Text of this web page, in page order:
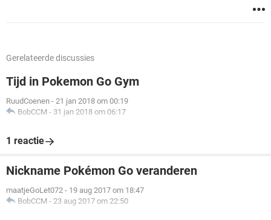
Gerelateerde discussies
Tijd in Pokemon Go Gym
RuudCoenen - 21 jan 2018 om 00:19
BobCCM - 31 jan 2018 om 06:17
1 reactie
Nickname Pokémon Go veranderen
maatjeGoLet072 - 19 aug 2017 om 18:47
BobCCM - 23 aug 2017 om 22:50